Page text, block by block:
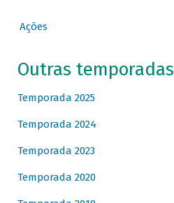
Ações
Outras temporadas
Temporada 2025
Temporada 2024
Temporada 2023
Temporada 2020